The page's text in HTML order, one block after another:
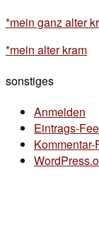
*mein ganz alter
*mein alter kram
sonstiges
Anmelden
Eintrags-
Kommentar-